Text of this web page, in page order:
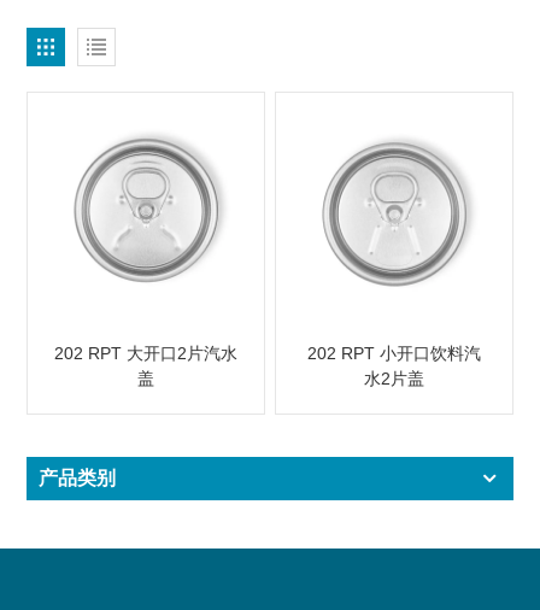
202 RPT 大开口2片汽水
盖
202 RPT 小开口饮料汽
水2片盖
产品类别